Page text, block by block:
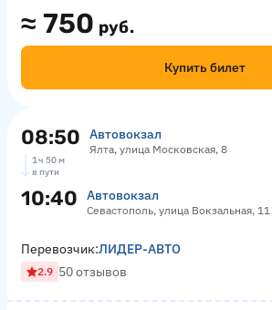
≈ 750 руб.
Купить билет
08:50 Автовокзал
Ялта, улица Московская, 8
1 ч 50 м
в пути
10:40 Автовокзал
Севастополь, улица Вокзальная, 11
Перевозчик:ЛИДЕР-АВТО
2.9 50 отзывов